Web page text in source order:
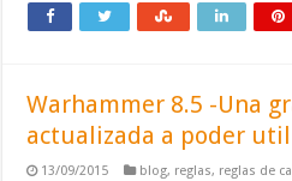
Warhammer 8.5 -Una
actualizada a poder
13/09/2015 blog, reglas, reglas de